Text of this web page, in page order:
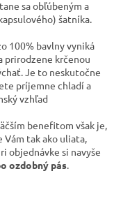
sa obľúbeným a
šatníka.
100% bavlny vyniká
prirodzene krčenou
Je to neskutočne
príjemne chladí a
vzhľad
benefitom však je,
Vám tak ako uliata,
objednávke si navyše
ozdobný pás.